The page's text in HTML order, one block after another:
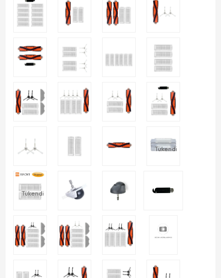
Tükendi
Tükendi